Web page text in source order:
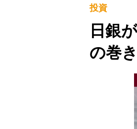
投資
日銀
の巻